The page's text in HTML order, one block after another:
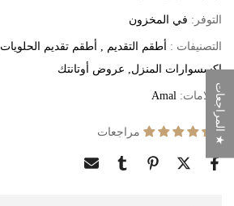
التوفر: في المخزون
التصنيفات : أطقم التقديم أطقم تقديم الحلويات
اكسسوارات المنزل
عروض أوتانتك
العلامات: Amal
4 مراجعات
★ المراجعات